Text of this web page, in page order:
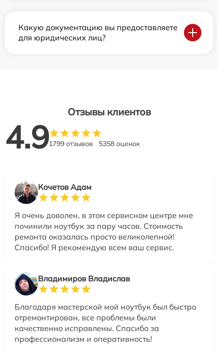
Какую документацию вы предоставляете
для юридических лиц?
Отзывы клиентов
4.91799 отзывов 5358 оценок
Кочетов Адам
Я очень доволен, в этом сервисном центре мне
починили ноутбук за пару часов. Стоимость
ремонта оказалась просто великолепной!
Спасибо! Я рекомендую всем ваш сервис.
Владимиров Владислав
Благодаря мастерской мой ноутбук был быстро
отремонтирован, все проблемы были
качественно исправлены. Спасибо за
профессионализм и оперативность!